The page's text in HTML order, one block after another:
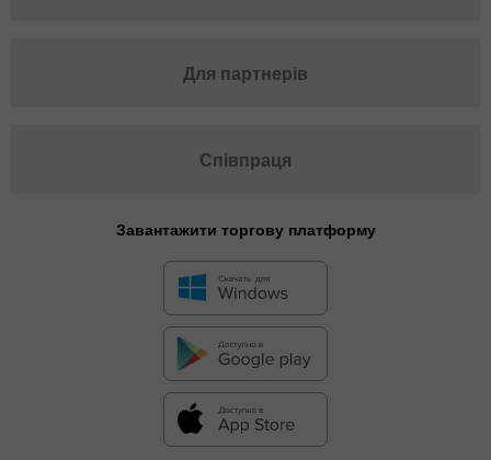
Для партнерів
Співпраця
Завантажити торгову платформу